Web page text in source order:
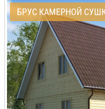
БРУС КАМЕРНОЙ